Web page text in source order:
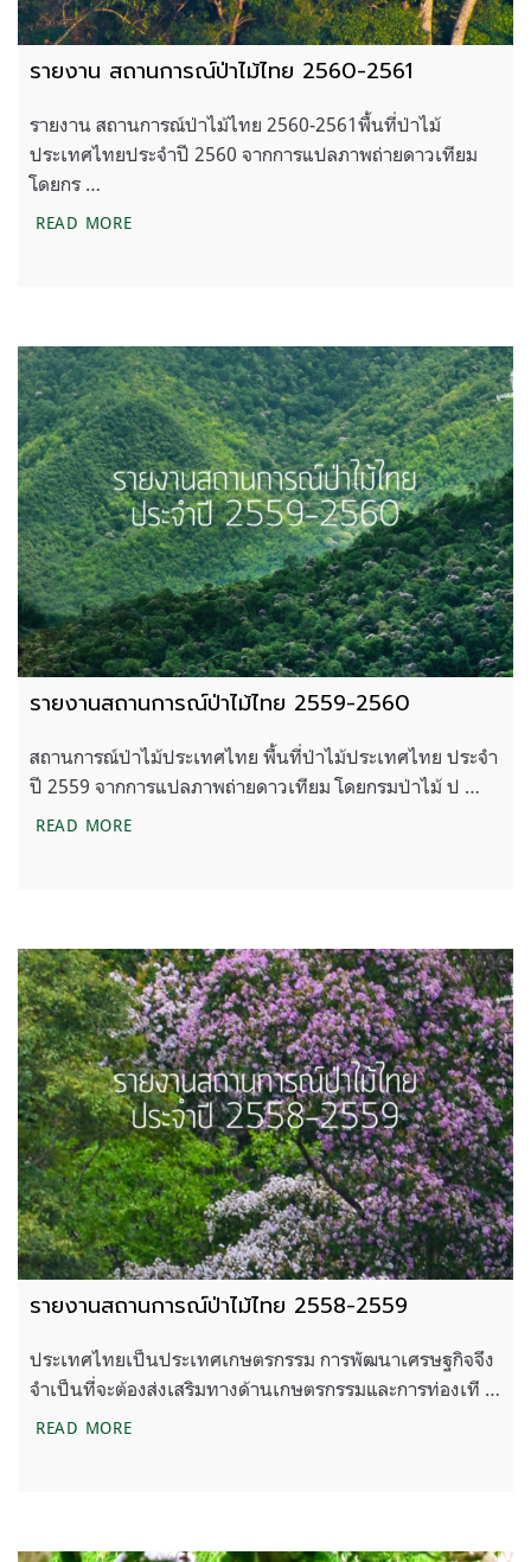
รายงาน สถานการณ์ป่าไม้ไทย 2560-2561
รายงาน สถานการณ์ป่าไม้ไทย 2560-2561พื้นที่ป่าไม้
ประเทศไทยประจำปี 2560 จากการแปลภาพถ่ายดาวเทียม
โดยกร …
READ MOREรายงาน สถานการณ์ป่าไม้ไทย 2560-2561
รายงานสถานการณ์ป่าไม้ไทย 2559-2560
สถานการณ์ป่าไม้ประเทศไทย พื้นที่ป่าไม้ประเทศไทย ประจำ
ปี 2559 จากการแปลภาพถ่ายดาวเทียม โดยกรมป่าไม้ ป …
READ MOREรายงานสถานการณ์ป่าไม้ไทย 2559-2560
รายงานสถานการณ์ป่าไม้ไทย 2558-2559
ประเทศไทยเป็นประเทศเกษตรกรรม การพัฒนาเศรษฐกิจจึง
จำเป็นที่จะต้องส่งเสริมทางด้านเกษตรกรรมและการท่องเที …
READ MOREรายงานสถานการณ์ป่าไม้ไทย 2558-2559